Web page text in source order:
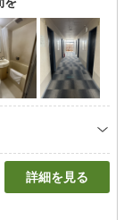
詳細を見る